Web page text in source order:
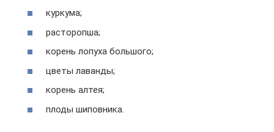
куркума;
расторопша;
корень лопуха большого;
цветы лаванды;
корень алтея;
плоды шиповника.